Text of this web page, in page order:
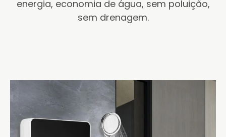
energia, economia de água, sem poluição,
sem drenagem.